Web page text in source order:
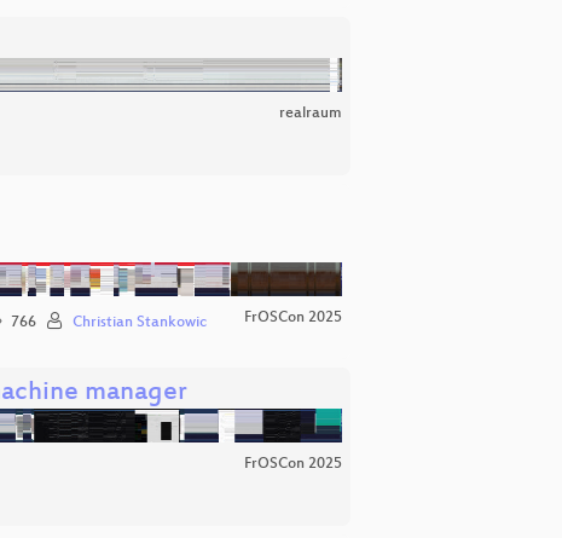
realraum
766 Christian Stankowic FrOSCon 2025
manager
FrOSCon 2025